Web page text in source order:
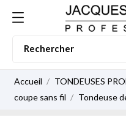
Accueil TONDEUSES
coupe sans fil
Tondeuse